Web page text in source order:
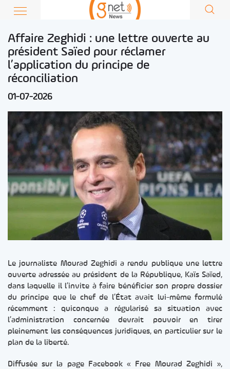
Affaire Zeghidi : une lettre ouverte au
président Saïed pour réclamer
l’application du principe de
réconciliation
01-07-2026
Le journaliste Mourad Zeghidi a rendu publique une lettre
ouverte adressée au président de la République, Kaïs Saïed,
dans laquelle il l’invite à faire bénéficier son propre dossier
du principe que le chef de l’État avait lui-même formulé
récemment : quiconque a régularisé sa situation avec
l’administration concernée devrait pouvoir en tirer
pleinement les conséquences juridiques, en particulier sur le
plan de la liberté.
Diffusée sur la page Facebook « Free Mourad Zeghidi »,